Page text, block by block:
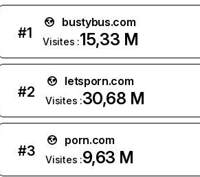
#1
bustybus.com
Visites :15,33 M
#2
letsporn.com
Visites :30,68 M
#3
porn.com
Visites :9,63 M